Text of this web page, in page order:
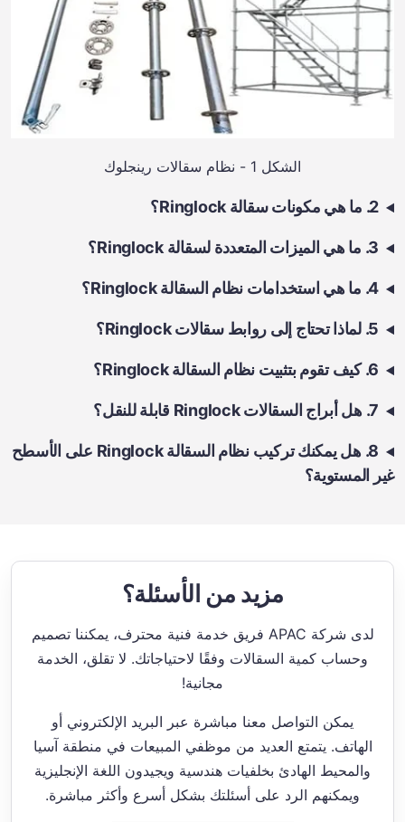
الشكل 1 - نظام سقالات رينجلوك
2. ما هي مكونات سقالة Ringlock؟
3. ما هي الميزات المتعددة لسقالة Ringlock؟
4. ما هي استخدامات نظام السقالة Ringlock؟
5. لماذا تحتاج إلى روابط سقالات Ringlock؟
6. كيف تقوم بتثبيت نظام السقالة Ringlock؟
7. هل أبراج السقالات Ringlock قابلة للنقل؟
8. هل يمكنك تركيب نظام السقالة Ringlock على الأسطح
غير المستوية؟
مزيد من الأسئلة؟
لدى شركة APAC فريق خدمة فنية محترف، يمكننا تصميم
وحساب كمية السقالات وفقًا لاحتياجاتك. لا تقلق، الخدمة
مجانية!
يمكن التواصل معنا مباشرة عبر البريد الإلكتروني أو
الهاتف. يتمتع العديد من موظفي المبيعات في منطقة آسيا
والمحيط الهادئ بخلفيات هندسية ويجيدون اللغة الإنجليزية
ويمكنهم الرد على أسئلتك بشكل أسرع وأكثر مباشرة.